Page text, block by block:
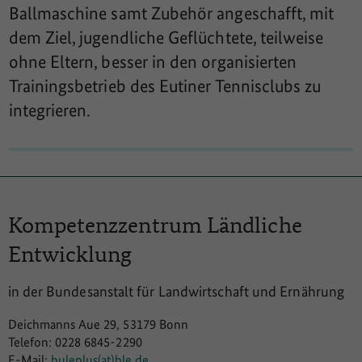
Ballmaschine samt Zubehör angeschafft, mit
dem Ziel, jugendliche Geflüchtete, teilweise
ohne Eltern, besser in den organisierten
Trainingsbetrieb des Eutiner Tennisclubs zu
integrieren.
Kompetenzzentrum Ländliche
Entwicklung
in der Bundesanstalt für Landwirtschaft und Ernährung
Deichmanns Aue 29, 53179 Bonn
Telefon: 0228 6845-2290